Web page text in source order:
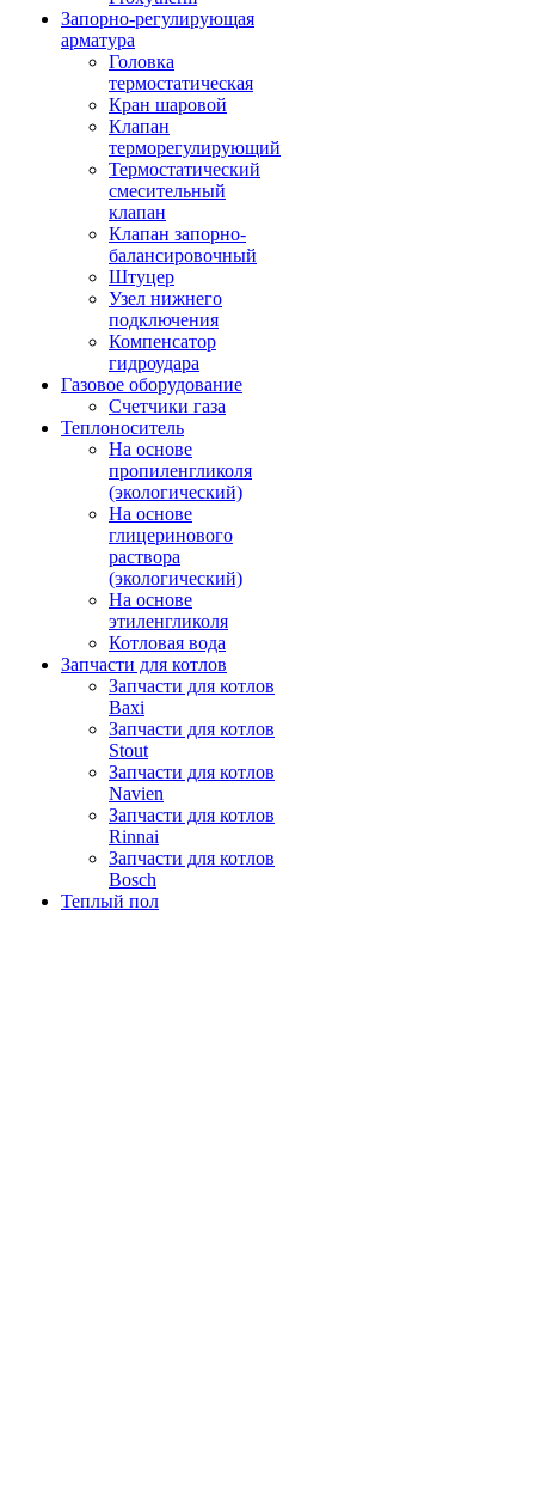
Запорно-регулирующая
арматура
Головка
термостатическая
Кран шаровой
Клапан
терморегулирующий
Термостатический
смесительный
клапан
Клапан запорно-
балансировочный
Штуцер
Узел нижнего
подключения
Компенсатор
гидроудара
Газовое оборудование
Счетчики газа
Теплоноситель
На основе
пропиленгликоля
(экологический)
На основе
глицеринового
раствора
(экологический)
На основе
этиленгликоля
Котловая вода
Запчасти для котлов
Запчасти для котлов
Baxi
Запчасти для котлов
Stout
Запчасти для котлов
Navien
Запчасти для котлов
Rinnai
Запчасти для котлов
Bosch
Теплый пол